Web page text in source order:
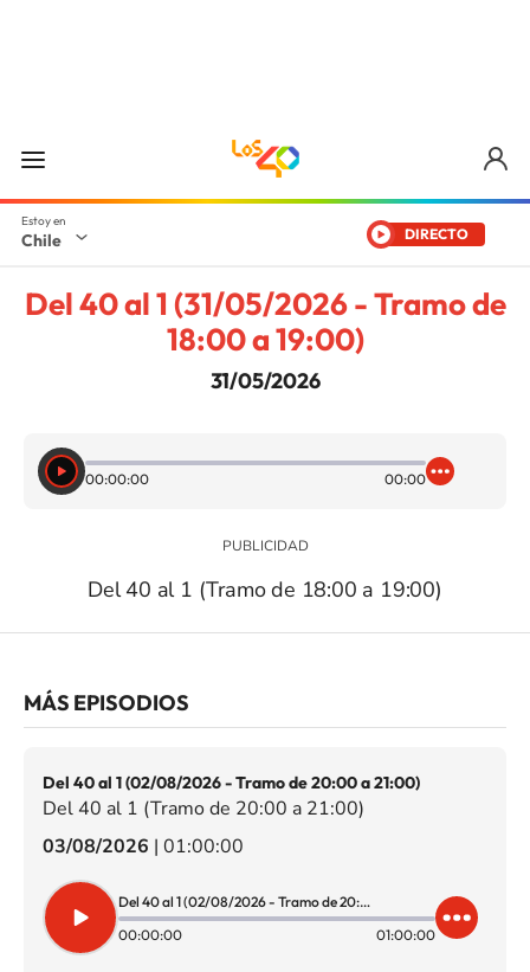
Chile DIRECTO
Del 40 al 1 (31/05/2026 - Tramo de
18:00 a 19:00)
31/05/2026
00:00:00 00:00
Del 40 al 1 (Tramo de 18:00 a 19:00)
MÁS EPISODIOS
Del 40 al 1 (02/08/2026 - Tramo de 20:00 a 21:00)
Del 40 al 1 (Tramo de 20:00 a 21:00)
03/08/2026 | 01:00:00
Del 40 al 1 (02/08/2026 - Tramo de 20:00 a 21:00)
00:00:00
01:00:00